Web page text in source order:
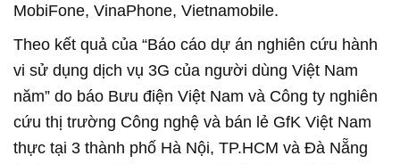
MobiFone, VinaPhone, Vietnamobile.
Theo kết quả của “Báo cáo dự án nghiên cứu hành
vi sử dụng dịch vụ 3G của người dùng Việt Nam
năm” do báo Bưu điện Việt Nam và Công ty nghiên
cứu thị trường Công nghệ và bán lẻ GfK Việt Nam
thực tại 3 thành phố Hà Nội, TP.HCM và Đà Nẵng